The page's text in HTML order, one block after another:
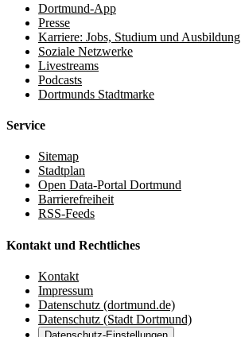
Dortmund-App
Presse
Karriere: Jobs, Studium und Ausbildung
Soziale Netzwerke
Livestreams
Podcasts
Dortmunds Stadtmarke
Service
Sitemap
Stadtplan
Open Data-Portal Dortmund
Barrierefreiheit
RSS-Feeds
Kontakt und Rechtliches
Kontakt
Impressum
Datenschutz (dortmund.de)
Datenschutz (Stadt Dortmund)